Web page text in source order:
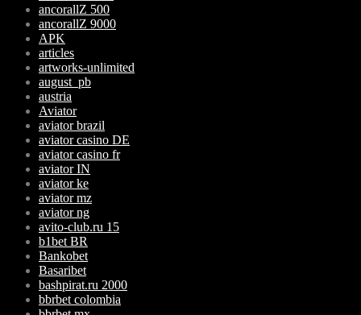
ancorallZ 500
ancorallZ 9000
APK
articles
artworks-unlimited
august_pb
austria
Aviator
aviator brazil
aviator casino DE
aviator casino fr
aviator IN
aviator ke
aviator mz
aviator ng
avito-club.ru 15
b1bet BR
Bankobet
Basaribet
bashpirat.ru 2000
bbrbet colombia